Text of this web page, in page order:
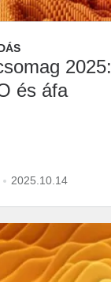
2025: kripto,
és áfa
2025.10.14